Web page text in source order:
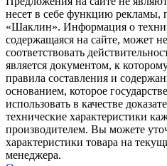
несет в себе функцию рекламы,
«Шаклин». Информация о
содержащаяся на сайте, может
соответствовать
является документом, к
правила составления и
основанием, которое
использовать в качестве
технические характеристики
производителем. Вы можете
характеристики товара на
менеджера.